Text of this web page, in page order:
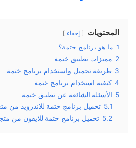
المحتويات إخفاء
1 ما هو برنامج ختمة؟
2 مميزات تطبيق ختمة
3 طريقة تحميل واستخدام برنامج ختمة
4 كيفية استخدام برنامج ختمة
5 الأسئلة الشائعة عن تطبيق ختمة
5.1 تحميل برنامج ختمة للاندرويد من
5.2 تحميل برنامج ختمة للايفون من